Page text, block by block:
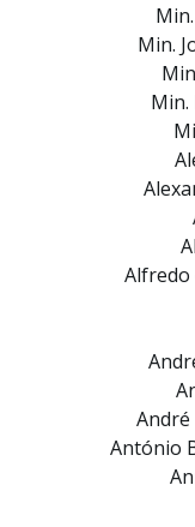
Min.
Min.
Alfredo
André
António